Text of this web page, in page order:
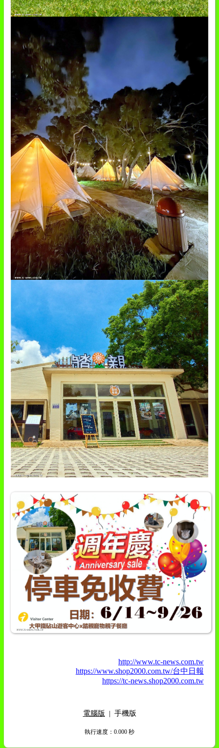
http://www.tc-news.com.tw
https://www.shop2000.com.tw/台中日報
https://tc-news.shop2000.com.tw
電腦版 | 手機版
執行速度 ：0.000 秒